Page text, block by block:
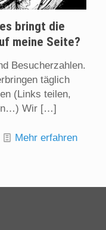
bringt die
meine Seite?
Besucherzahlen.
täglich
(Links teilen,
Wir […]
Mehr erfahren